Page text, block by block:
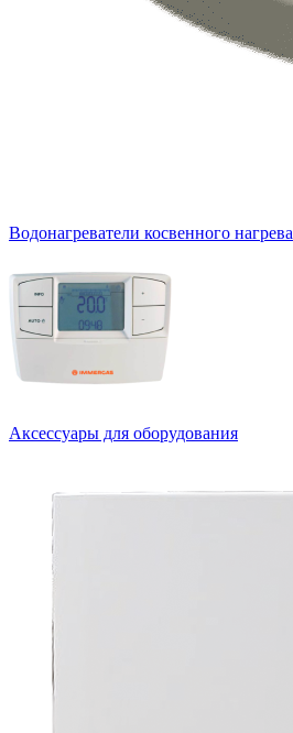
Водонагреватели косвенного нагрева
Аксессуары для оборудования